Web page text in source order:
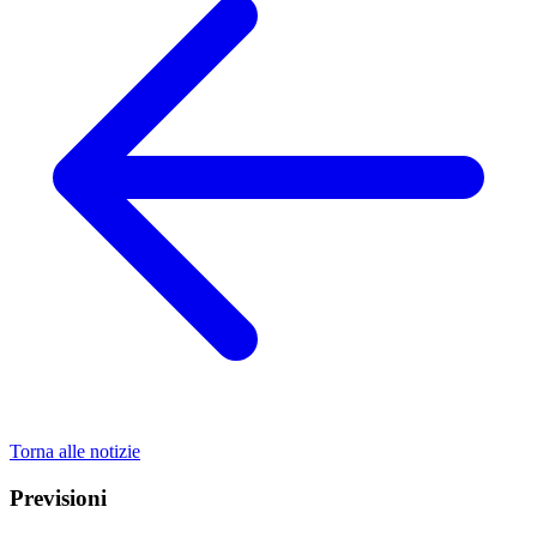
Torna alle notizie
Previsioni